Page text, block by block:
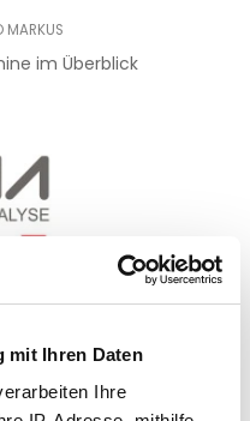
mit Ihren Daten
Ihre
MARKUS
im Überblick